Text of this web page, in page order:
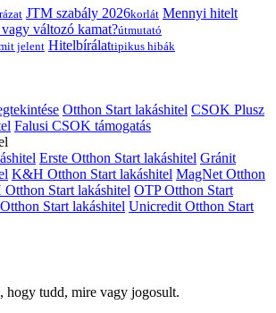
JTM szabály 2026korlát Mennyi hitelt
változó kamat?útmutató
jelent Hitelbírálattipikus hibák
Otthon Start lakáshitel CSOK Plusz
Falusi CSOK támogatás
Erste Otthon Start lakáshitel Gránit
K&H Otthon Start lakáshitel MagNet Otthon
Start lakáshitel OTP Otthon Start
Start lakáshitel Unicredit Otthon Start
hogy tudd, mire vagy jogosult.